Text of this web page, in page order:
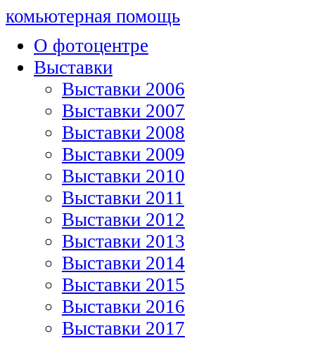
комьютерная помощь
О фотоцентре
Выставки
Выставки 2006
Выставки 2007
Выставки 2008
Выставки 2009
Выставки 2010
Выставки 2011
Выставки 2012
Выставки 2013
Выставки 2014
Выставки 2015
Выставки 2016
Выставки 2017